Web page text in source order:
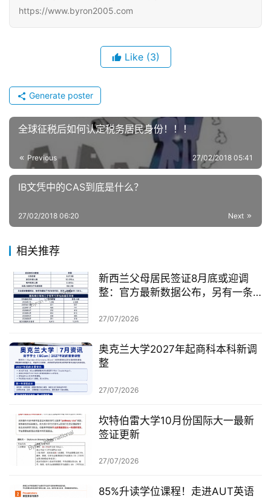
https://www.byron2005.com
Like (3)
Generate poster
全球征税后如何认定税务居民身份！！！
Previous 27/02/2018 05:41
IB文凭中的CAS到底是什么？
Next
27/02/2018 06:20
相关推荐
新西兰父母居民签证8月底或迎调
整：官方最新数据公布，另有一条
27/07/2026
奥克兰大学2027年起商科本科新调
整
27/07/2026
坎特伯雷大学10月份国际大一最新
签证更新
27/07/2026
85%升读学位课程！走进AUT英语